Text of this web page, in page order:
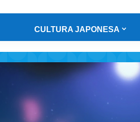
CULTURA JAPONESA